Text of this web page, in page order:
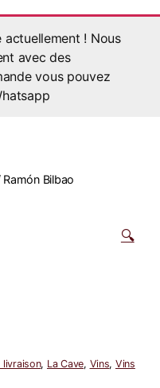
actuellement ! Nous
avec des
vous pouvez
Ramón Bilbao
🔍
livraison, La Cave, Vins, Vins